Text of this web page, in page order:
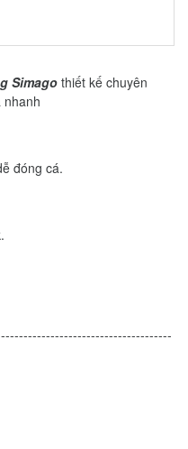
Simago thiết kế chuyên
nhanh
đóng cá.